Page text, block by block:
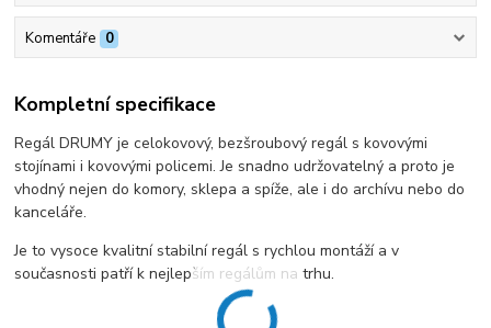
Komentáře 0
Kompletní specifikace
Regál DRUMY je celokovový, bezšroubový regál s kovovými
stojínami i kovovými policemi. Je snadno udržovatelný a proto je
vhodný nejen do komory, sklepa a spíže, ale i do archívu nebo do
kanceláře.
Je to vysoce kvalitní stabilní regál s rychlou montáží a v
současnosti patří k nejlepším regálům na trhu.